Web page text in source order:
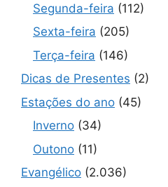
Segunda-feira (112)
Sexta-feira (205)
Terça-feira (146)
Dicas de Presentes (2)
Estações do ano (45)
Inverno (34)
Outono (11)
Evangélico (2.036)